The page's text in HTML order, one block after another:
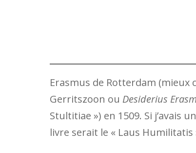
Erasmus de Rotterdam (mieux
Gerritszoon ou Desiderius
Stultitiae ») en 1509. Si j’avais
livre serait le « Laus Humilitatis